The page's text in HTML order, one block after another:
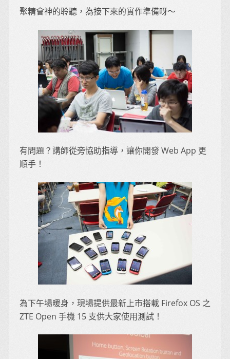
聚精會神的聆聽，為接下來的實作準備呀～
有問題？講師從旁協助指導，讓你開發 Web App 更
順手！
為下午場暖身，現場提供最新上市搭載 Firefox OS 之
ZTE Open 手機 15 支供大家使用測試！